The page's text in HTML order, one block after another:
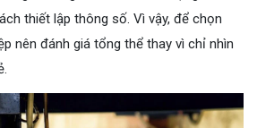
thiết lập thông số. Vì vậy, để chọn
nên đánh giá tổng thể thay vì chỉ nhìn